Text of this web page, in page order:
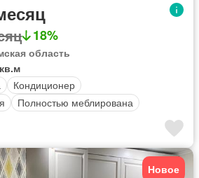
18%
область
Кондиционер
Полностью меблирована
Новое